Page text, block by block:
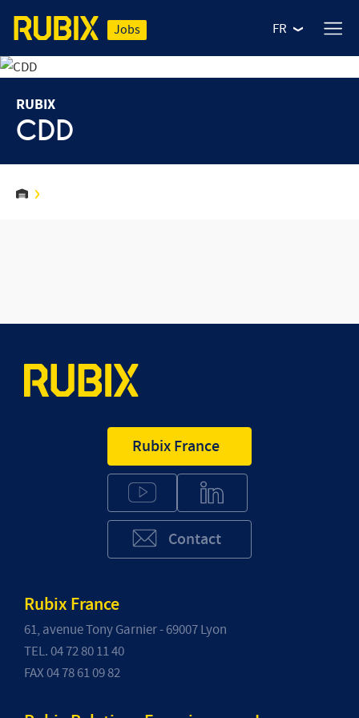
Jobs
Nos offres
Candidature spontanée
FR
RUBIX
CDD
Rubix France
Contact
Rubix France
61, avenue Tony Garnier - 69007 Lyon
TEL. 04 72 80 11 40
FAX 04 78 61 09 82